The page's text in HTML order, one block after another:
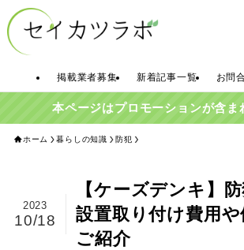
掲載業者募集 新着記事一覧 お問
本ページはプロモーションが含ま
ホーム 暮らしの知識 防犯
【ケーズデンキ】
設置取り付け費用
ご紹介
2023
10/18